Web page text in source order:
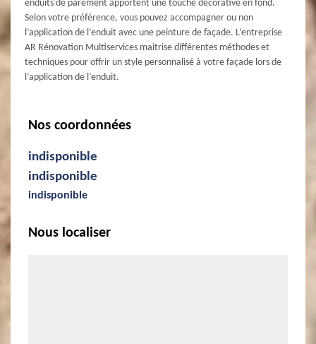
enduits de parement apportent une touche décorative en fond.
Selon votre préférence, vous pouvez accompagner ou non
l’application de l’enduit avec une peinture de façade. L’entreprise
AR Rénovation Multiservices maitrise différentes méthodes et
techniques pour offrir un style personnalisé à votre façade lors de
l’application de l’enduit.
Nos coordonnées
indisponible
indisponible
indisponible
Nous localiser